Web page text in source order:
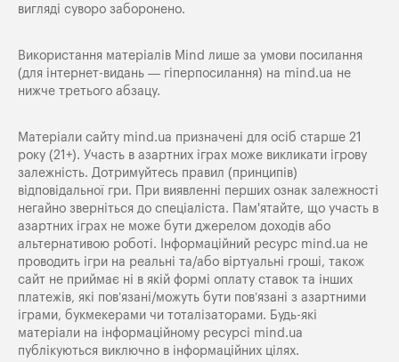
вигляді суворо заборонено.
Використання матеріалів Mind лише за умови посилання
(для інтернет-видань — гіперпосилання) на mind.ua не
нижче третього абзацу.
Матеріали сайту mind.ua призначені для осіб старше 21
року (21+). Участь в азартних іграх може викликати ігрову
залежність. Дотримуйтесь правил (принципів)
відповідальної гри. При виявленні перших ознак залежності
негайно зверніться до спеціаліста. Пам'ятайте, що участь в
азартних іграх не може бути джерелом доходів або
альтернативою роботі. Інформаційний ресурс mind.ua не
проводить ігри на реальні та/або віртуальні гроші, також
сайт не приймає ні в якій формі оплату ставок та інших
платежів, які пов’язані/можуть бути пов’язані з азартними
іграми, букмекерами чи тоталізаторами. Будь-які
матеріали на інформаційному ресурсі mind.ua
публікуються виключно в інформаційних цілях.